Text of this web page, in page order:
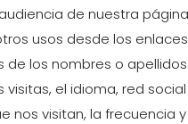
de nuestra
usos desde los
los nombres o
el idioma, red
nos visitan, la